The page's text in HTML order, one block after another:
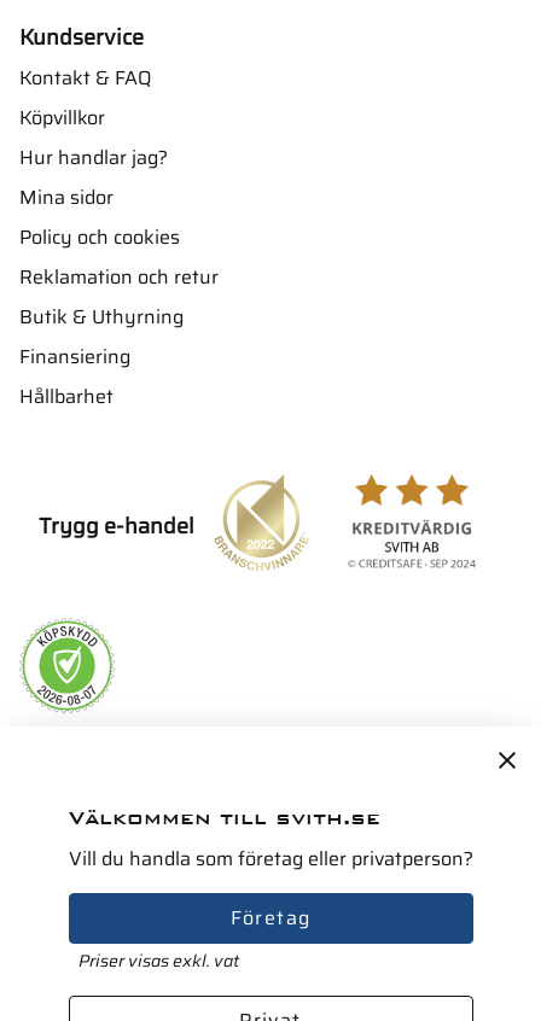
Kundservice
Kontakt & FAQ
Köpvillkor
Hur handlar jag?
Mina sidor
Policy och cookies
Reklamation och retur
Butik & Uthyrning
Finansiering
Hållbarhet
Trygg e-handel
Välkommen till svith.se
Vill du handla som företag eller privatperson?
Företag
Priser visas exkl. vat